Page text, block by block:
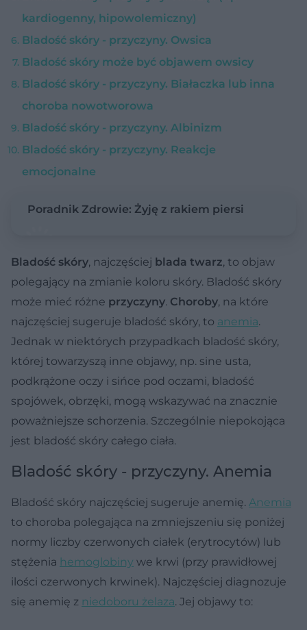
kardiogenny, hipowolemiczny)
Bladość skóry - przyczyny. Owsica
Bladość skóry może być objawem owsicy
Bladość skóry - przyczyny. Białaczka lub inna
choroba nowotworowa
Bladość skóry - przyczyny. Albinizm
Bladość skóry - przyczyny. Reakcje
emocjonalne
Poradnik Zdrowie: Żyję z rakiem piersi
Bladość skóry, najczęściej blada twarz, to objaw
polegający na zmianie koloru skóry. Bladość skóry
może mieć różne przyczyny. Choroby, na które
najczęściej sugeruje bladość skóry, to anemia.
Jednak w niektórych przypadkach bladość skóry,
której towarzyszą inne objawy, np. sine usta,
podkrążone oczy i sińce pod oczami, bladość
spojówek, obrzęki, mogą wskazywać na znacznie
poważniejsze schorzenia. Szczególnie niepokojąca
jest bladość skóry całego ciała.
Bladość skóry - przyczyny. Anemia
Bladość skóry najczęściej sugeruje anemię. Anemia
to choroba polegająca na zmniejszeniu się poniżej
normy liczby czerwonych ciałek (erytrocytów) lub
stężenia hemoglobiny we krwi (przy prawidłowej
ilości czerwonych krwinek). Najczęściej diagnozuje
się anemię z niedoboru żelaza. Jej objawy to: